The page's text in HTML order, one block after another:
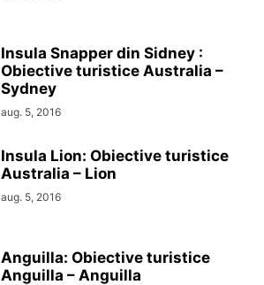
Insula Snapper din Sidney :
Obiective turistice Australia –
Sydney
aug. 5, 2016
Insula Lion: Obiective turistice
Australia – Lion
aug. 5, 2016
Anguilla: Obiective turistice
Anguilla – Anguilla